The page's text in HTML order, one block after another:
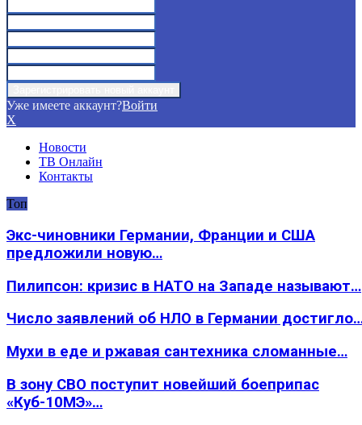
Уже имеете аккаунт?Войти
X
Новости
ТВ Онлайн
Контакты
Топ
Экс-чиновники Германии, Франции и США
предложили новую…
Пилипсон: кризис в НАТО на Западе называют…
Число заявлений об НЛО в Германии
Мухи в еде и ржавая сантехника сломанные…
В зону СВО поступит новейший боеприпас
«Куб-10МЭ»…